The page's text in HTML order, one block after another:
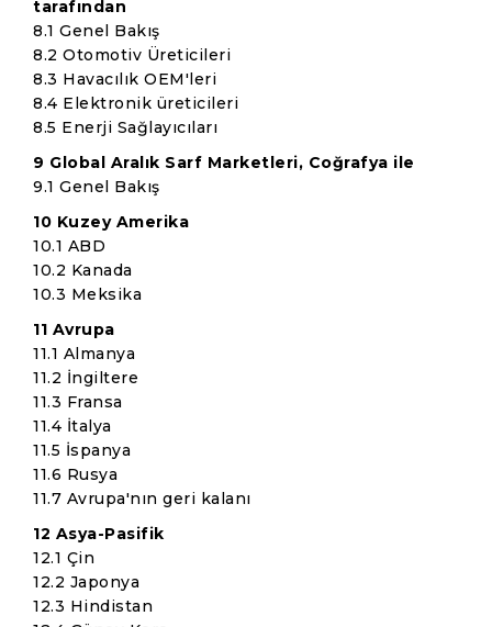
tarafından
8.1 Genel Bakış
8.2 Otomotiv Üreticileri
8.3 Havacılık OEM'leri
8.4 Elektronik üreticileri
8.5 Enerji Sağlayıcıları
9 Global Aralık Sarf Marketleri, Coğrafya ile
9.1 Genel Bakış
10 Kuzey Amerika
10.1 ABD
10.2 Kanada
10.3 Meksika
11 Avrupa
11.1 Almanya
11.2 İngiltere
11.3 Fransa
11.4 İtalya
11.5 İspanya
11.6 Rusya
11.7 Avrupa'nın geri kalanı
12 Asya-Pasifik
12.1 Çin
12.2 Japonya
12.3 Hindistan